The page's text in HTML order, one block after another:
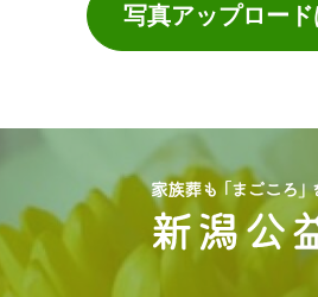
写真アップロー